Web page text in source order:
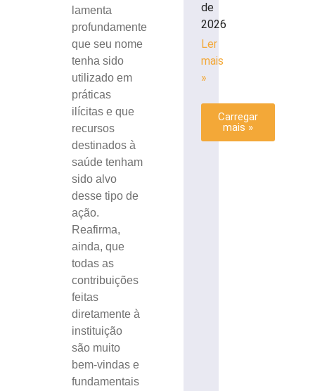
lamenta
profundamente
que seu nome
tenha sido
utilizado em
práticas
ilícitas e que
recursos
destinados à
saúde tenham
sido alvo
desse tipo de
ação.
Reafirma,
ainda, que
todas as
contribuições
feitas
diretamente à
instituição
são muito
bem-vindas e
fundamentais
de
2026
Ler
mais
»
Carregar
mais »